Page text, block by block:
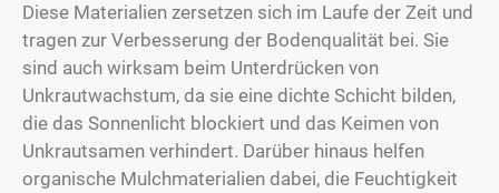
Diese Materialien zersetzen sich im Laufe der Zeit und
tragen zur Verbesserung der Bodenqualität bei. Sie
sind auch wirksam beim Unterdrücken von
Unkrautwachstum, da sie eine dichte Schicht bilden,
die das Sonnenlicht blockiert und das Keimen von
Unkrautsamen verhindert. Darüber hinaus helfen
organische Mulchmaterialien dabei, die Feuchtigkeit